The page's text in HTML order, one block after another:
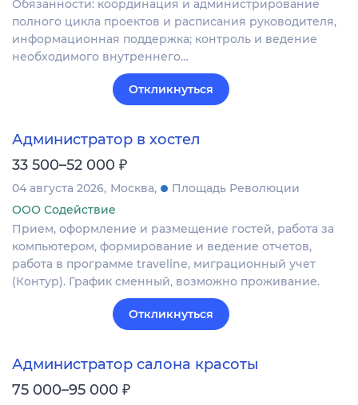
Обязанности: координация и администрирование
полного цикла проектов и расписания руководителя,
информационная поддержка; контроль и ведение
необходимого внутреннего…
Откликнуться
Администратор в хостел
33 500–52 000 ₽
04 августа 2026 Москва
Площадь Революции
ООО Содействие
Прием, оформление и размещение гостей, работа за
компьютером, формирование и ведение отчетов,
работа в программе traveline, миграционный учет
(Контур). График сменный, возможно проживание.
Откликнуться
Администратор салона красоты
75 000–95 000 ₽